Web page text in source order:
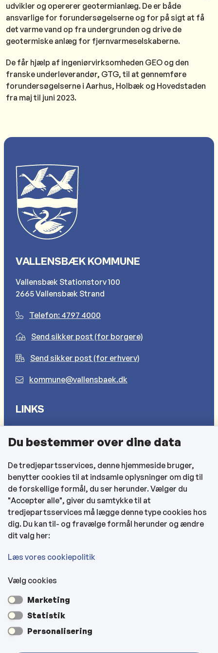
udvikler og opererer geotermianlæg. De er både
ansvarlige for forundersøgelserne og for på sigt at få
det varme vand op fra undergrunden og drive de
geotermiske anlæg for fjernvarmeselskaberne.
De får hjælp af ingeniørvirksomheden GEO og den
franske underleverandør, GTG, til at gennemføre
forundersøgelserne i Aarhus, Holbæk og Hovedstaden
fra maj til juni 2023.
VALLENSBÆK KOMMUNE
Vallensbæk Stationstorv 100
2665 Vallensbæk Strand
Telefon: 4797 4000
Send sikker post (for borgere)
Send sikker post (for erhverv)
kommune@vallensbaek.dk
LINKS
Cookies
Find EAN-numre
CVR og bankoplysninger
Tilgængelighedserklæring
KONTAKTOPLYSNINGER
Rådhuset
Kultur- & Borgerhuset
Hjemmeplejen og hjemmesygeplejen
Du bestemmer over dine data
De tredjepartsservices, denne hjemmeside bruger,
benytter cookies til at indsamle oplysninger om dig til
de forskellige formål, du ser herunder. Vælger du
"Accepter alle", giver du samtykke til at
tredjepartsservices må lægge denne type cookies hos
dig. Du kan til- og fravælge formål herunder og ændre
dit valg her:
Læs vores cookiepolitik
Vælg cookies
Marketing
Statistik
Personalisering